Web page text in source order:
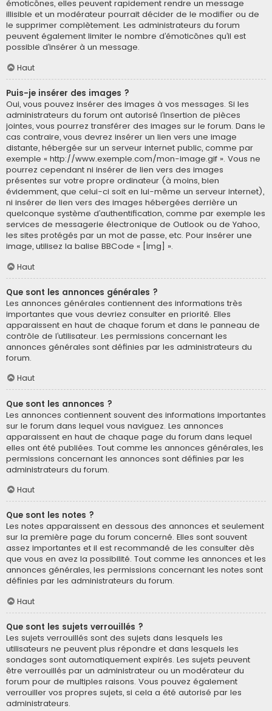
émoticônes, elles peuvent rapidement rendre un message
illisible et un modérateur pourrait décider de le modifier ou de
le supprimer complètement. Les administrateurs du forum
peuvent également limiter le nombre d’émoticônes qu’il est
possible d’insérer à un message.
Haut
Puis-je insérer des images ?
Oui, vous pouvez insérer des images à vos messages. Si les
administrateurs du forum ont autorisé l’insertion de pièces
jointes, vous pourrez transférer des images sur le forum. Dans le
cas contraire, vous devrez insérer un lien vers une image
distante, hébergée sur un serveur internet public, comme par
exemple « http://www.exemple.com/mon-image.gif ». Vous ne
pourrez cependant ni insérer de lien vers des images
présentes sur votre propre ordinateur (à moins, bien
évidemment, que celui-ci soit en lui-même un serveur internet),
ni insérer de lien vers des images hébergées derrière un
quelconque système d’authentification, comme par exemple les
services de messagerie électronique de Outlook ou de Yahoo,
les sites protégés par un mot de passe, etc. Pour insérer une
image, utilisez la balise BBCode « [img] ».
Haut
Que sont les annonces générales ?
Les annonces générales contiennent des informations très
importantes que vous devriez consulter en priorité. Elles
apparaissent en haut de chaque forum et dans le panneau de
contrôle de l’utilisateur. Les permissions concernant les
annonces générales sont définies par les administrateurs du
forum.
Haut
Que sont les annonces ?
Les annonces contiennent souvent des informations importantes
sur le forum dans lequel vous naviguez. Les annonces
apparaissent en haut de chaque page du forum dans lequel
elles ont été publiées. Tout comme les annonces générales, les
permissions concernant les annonces sont définies par les
administrateurs du forum.
Haut
Que sont les notes ?
Les notes apparaissent en dessous des annonces et seulement
sur la première page du forum concerné. Elles sont souvent
assez importantes et il est recommandé de les consulter dès
que vous en avez la possibilité. Tout comme les annonces et les
annonces générales, les permissions concernant les notes sont
définies par les administrateurs du forum.
Haut
Que sont les sujets verrouillés ?
Les sujets verrouillés sont des sujets dans lesquels les
utilisateurs ne peuvent plus répondre et dans lesquels les
sondages sont automatiquement expirés. Les sujets peuvent
être verrouillés par un administrateur ou un modérateur du
forum pour de multiples raisons. Vous pouvez également
verrouiller vos propres sujets, si cela a été autorisé par les
administrateurs.